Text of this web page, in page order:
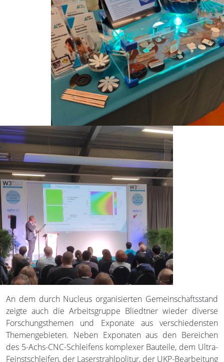
An dem durch Nucleus organisierten Gemeinschaftsstand
zeigte auch die Arbeitsgruppe Bliedtner wieder diverse
Forschungsthemen und Exponate aus verschiedensten
Themengebieten. Neben Exponaten aus den Bereichen
des 5-Achs-CNC-Schleifens komplexer Bauteile, dem Ultra-
Feinstschleifen, der Laserstrahlpolitur, der UKP-Bearbeitung